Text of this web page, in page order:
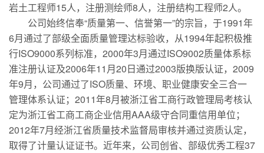
岩土工程师15人，注册测绘师8人，注册结构工程师2人。
公司始终信奉“质量第一、信誉第一”的宗旨，于1991年
6月通过了部级全面质量管理达标验收，从1994年起积极推
行ISO9000系列标准，2000年3月通过ISO9002质量体系标
准注册认证及2006年11月20日通过2003版换版认证，2009
年9月，公司通过了ISO质量、环境、职业健康安全三合一
管理体系认证；2011年8月被浙江省工商行政管理局考核认
定为浙江省工商工商企业信用AAA级守合同重信用单位；
2012年7月经浙江省质量技术监督局审核并通过资质认定，
取得了计量认证证书。近年来，公司创省、部级优秀工程37